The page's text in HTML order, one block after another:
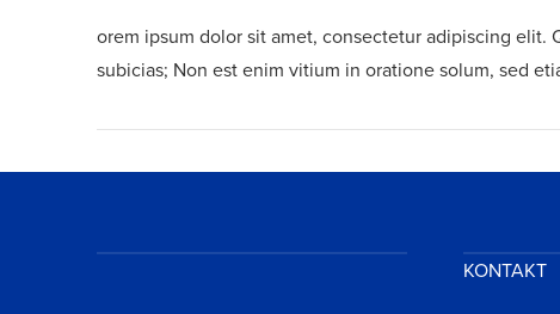
orem ipsum dolor sit amet, consectetur adipiscing elit.
subicias; Non est enim vitium in oratione solum, sed
KONTAKT